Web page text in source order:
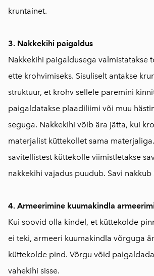
kruntainet.
3. Nakkekihi paigaldus
Nakkekihi paigaldusega valmistatakse
ette krohvimiseks. Sisuliselt antakse
struktuur, et krohv sellele paremini
paigaldatakse plaadiliimi või muu
seguga. Nakkekihi võib ära jätta, kui
materjalist küttekollet sama
savitellistest küttekolle viimistletakse
nakkekihi vajadus puudub. Savi nakkub
4. Armeerimine kuumakindla
Kui soovid olla kindel, et küttekolde
ei teki, armeeri kuumakindla võrguga
küttekolde pind. Võrgu võid
vahekihi sisse.